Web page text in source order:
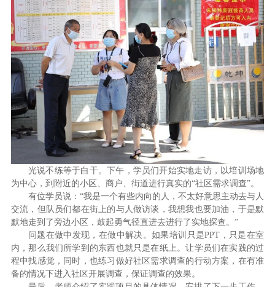
光说不练等于白干。下午，学员们开始实地走访，以培训场地
为中心，到附近的小区、商户、街道进行真实的“社区需求调查”。
有位学员说：“我是一个有些内向的人，不太好意思主动去与人
交流，但队员们都在街上的与人做访谈，我想我也要加油，于是默
默地走到了旁边小区，鼓起勇气径直进去进行了实地探查。”
问题在做中发现，在做中解决。如果培训只是PPT，只是在室
内，那么我们所学到的东西也就只是在纸上。让学员们在实践的过
程中找感觉，同时，也练习做好社区需求调查的行动方案，在有准
备的情况下进入社区开展调查，保证调查的效果。